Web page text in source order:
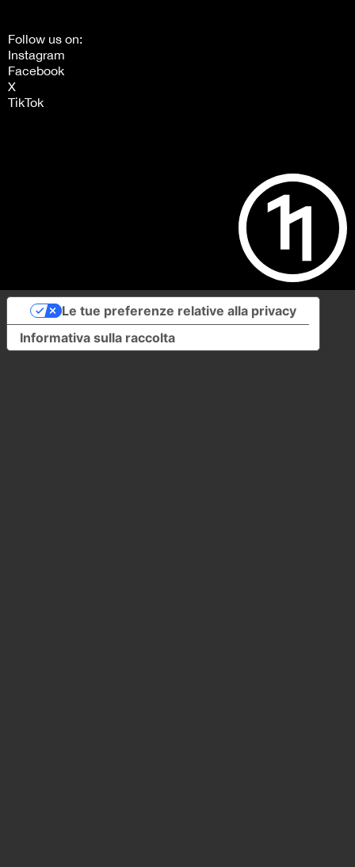
Follow us on:
Instagram
Facebook
X
TikTok
Informativa sulla raccolta
Le tue preferenze relative alla privacy